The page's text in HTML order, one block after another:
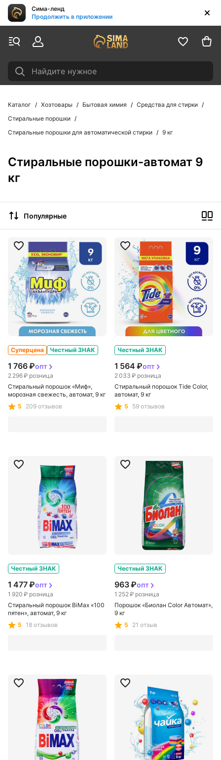
Сима-ленд
Продолжить в приложении
Найдите нужное
Каталог Хозтовары Бытовая химия
Средства для стирки
Стиральные порошки
Стиральные порошки для автоматической стирки
9 кг
Стиральные порошки-автомат 9
кг
Популярные
Суперцена Честный ЗНАК
2 296 ₽ розница
1 766 ₽опт
Стиральный порошок «Миф»,
морозная свежесть, автомат, 9 кг
5
209 отзывов
Честный ЗНАК
2 033 ₽ розница
1 564 ₽опт
Стиральный порошок Tide Color,
автомат, 9 кг
5
59 отзывов
Честный ЗНАК
1 920 ₽ розница
1 477 ₽опт
Стиральный порошок BiMax «100
пятен», автомат, 9 кг
5
18 отзывов
Честный ЗНАК
1 252 ₽ розница
963 ₽опт
Порошок «Биолан Color Автомат»,
9 кг
5
21 отзыв